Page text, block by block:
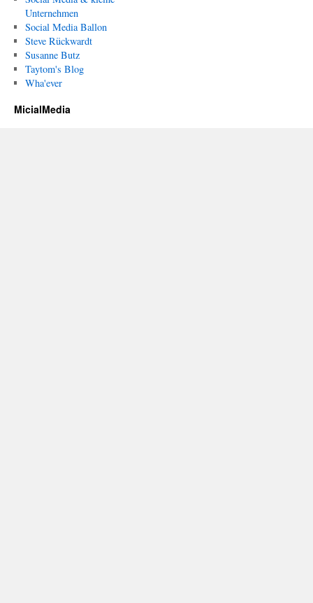
Unternehmen
Social Media Ballon
Steve Rückwardt
Susanne Butz
Taytom's Blog
Wha'ever
MicialMedia